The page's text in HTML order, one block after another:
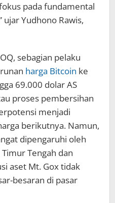
pada fundamental
Yudhono Rawis,
sebagian pelaku
harga Bitcoin ke
69.000 dolar AS
proses pembersihan
menjadi
berikutnya. Namun,
dipengaruhi oleh
Tengah dan
aset Mt. Gox tidak
besaran di pasar